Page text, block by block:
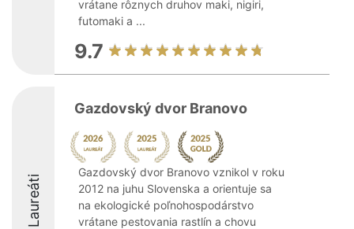
vrátane rôznych druhov maki, nigiri,
futomaki a ...
9.7
Laureáti
Gazdovský dvor Branovo
Gazdovský dvor Branovo vznikol v roku
2012 na juhu Slovenska a orientuje sa
na ekologické poľnohospodárstvo
vrátane pestovania rastlín a chovu